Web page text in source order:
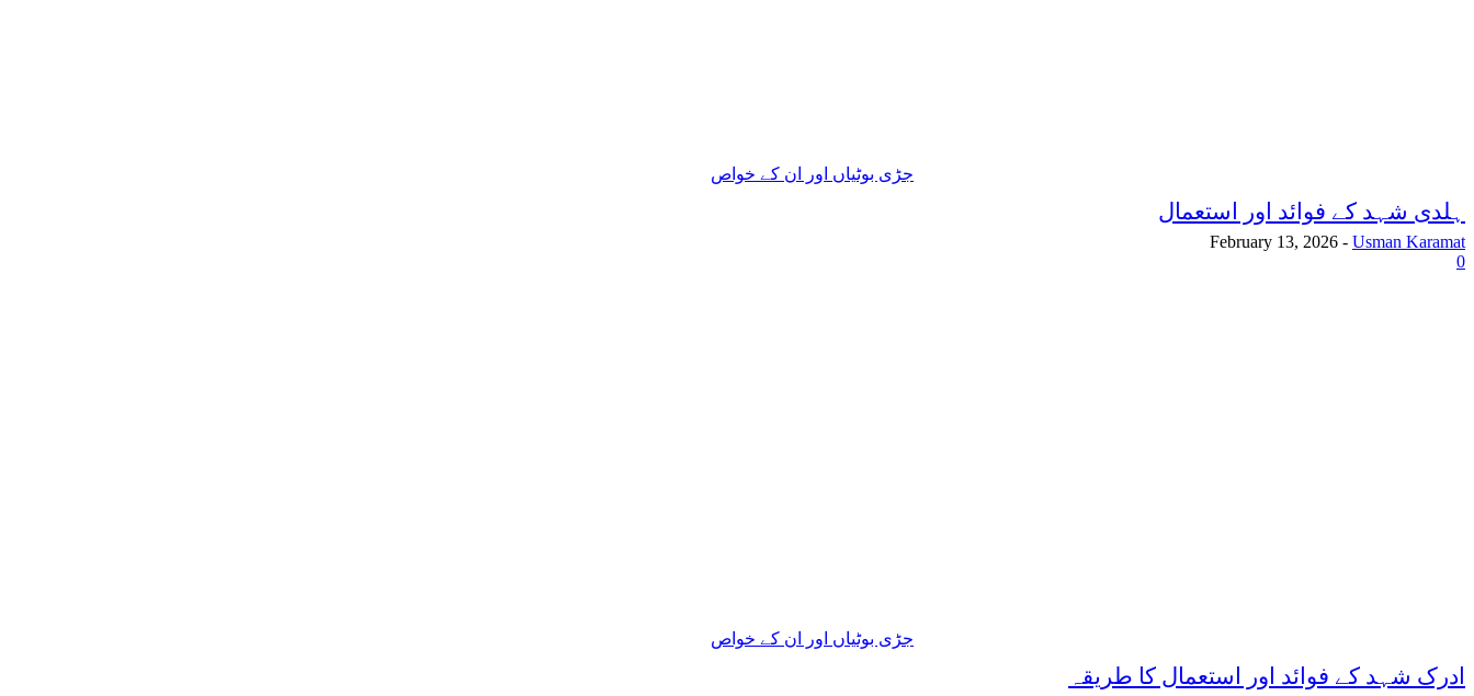
جڑی بوٹیاں اور ان کے خواص
ہلدی شہد کے فوائد اور استعمال
Usman Karamat
-
February 13, 2026
0
جڑی بوٹیاں اور ان کے خواص
ادرک شہد کے فوائد اور استعمال کا طریقہ